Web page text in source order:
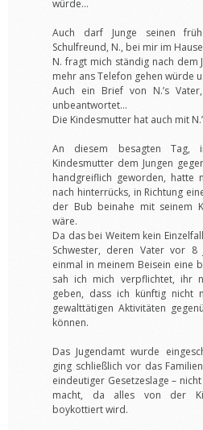
würde…
Auch darf Junge seinen
Schulfreund, N., bei mir im
N. fragt mich ständig nach dem
mehr ans Telefon gehen würde
Auch ein Brief von N.’s
unbeantwortet…
Die Kindesmutter hat auch mit
An diesem besagten
Kindesmutter dem Jungen
handgreiflich geworden, hatte
nach hinterrücks, in Richtung
der Bub beinahe mit seinem
wäre.
Da das bei Weitem kein
Schwester, deren Vater vor
einmal in meinem Beisein eine
sah ich mich verpflichtet, ihr
geben, dass ich künftig nicht
gewalttätigen Aktivitäten
können.
Das Jugendamt wurde
ging schließlich vor das
eindeutiger Gesetzeslage –
macht, da alles von der
boykottiert wird.